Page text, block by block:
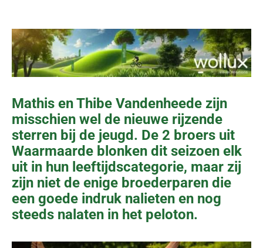
Mathis en Thibe Vandenheede zijn
misschien wel de nieuwe rijzende
sterren bij de jeugd. De 2 broers uit
Waarmaarde blonken dit seizoen elk
uit in hun leeftijdscategorie, maar zij
zijn niet de enige broederparen die
een goede indruk nalieten en nog
steeds nalaten in het peloton.